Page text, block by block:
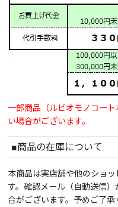
一部商品（ルビオモノコー
い場合がございます。
■商品の在庫について
本商品は実店舗や他のショ
す。確認メール（自動送信
合がございます。予めご了承